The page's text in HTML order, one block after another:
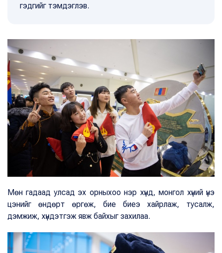
гэдгийг тэмдэглэв.
Мөн гадаад улсад эх орныхоо нэр хүнд, монгол хүний үнэ
цэнийг өндөрт өргөж, бие биеэ хайрлаж, тусалж,
дэмжиж, хүндэтгэж явж байхыг захилаа.